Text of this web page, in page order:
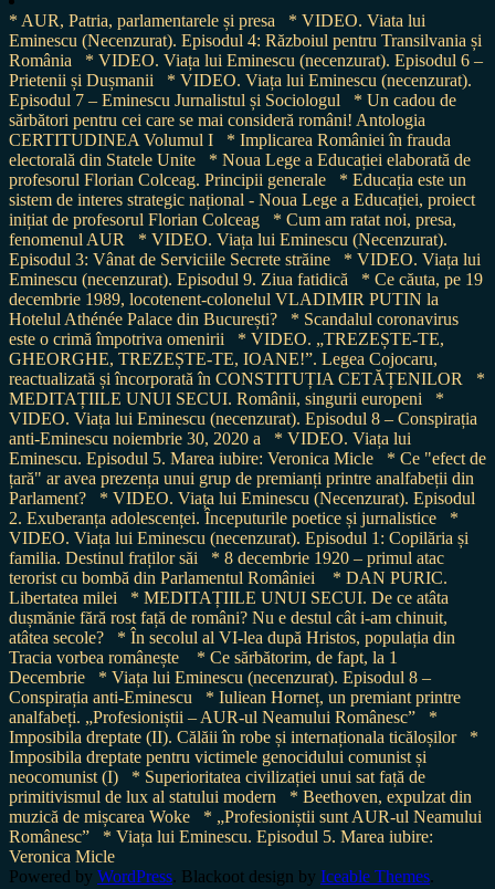
* AUR, Patria, parlamentarele și presa
* VIDEO. Viata lui
Eminescu (Necenzurat). Episodul 4: Războiul pentru Transilvania și
România
* VIDEO. Viața lui Eminescu (necenzurat). Episodul 6 –
Prietenii și Dușmanii
* VIDEO. Viața lui Eminescu (necenzurat).
Episodul 7 – Eminescu Jurnalistul și Sociologul
* Un cadou de
sărbători pentru cei care se mai consideră români! Antologia
CERTITUDINEA Volumul I
* Implicarea României în frauda
electorală din Statele Unite
* Noua Lege a Educației elaborată de
profesorul Florian Colceag. Principii generale
* Educația este un
sistem de interes strategic național - Noua Lege a Educației, proiect
inițiat de profesorul Florian Colceag
* Cum am ratat noi, presa,
fenomenul AUR
* VIDEO. Viața lui Eminescu (Necenzurat).
Episodul 3: Vânat de Serviciile Secrete străine
* VIDEO. Viața lui
Eminescu (necenzurat). Episodul 9. Ziua fatidică
* Ce căuta, pe 19
decembrie 1989, locotenent-colonelul VLADIMIR PUTIN la
Hotelul Athénée Palace din București?
* Scandalul coronavirus
este o crimă împotriva omenirii
* VIDEO. „TREZEȘTE-TE,
GHEORGHE, TREZEȘTE-TE, IOANE!”. Legea Cojocaru,
reactualizată și încorporată în CONSTITUȚIA CETĂȚENILOR
*
MEDITAȚIILE UNUI SECUI. Românii, singurii europeni
*
VIDEO. Viața lui Eminescu (necenzurat). Episodul 8 – Conspirația
anti-Eminescu noiembrie 30, 2020 a
* VIDEO. Viața lui
Eminescu. Episodul 5. Marea iubire: Veronica Micle
* Ce "efect de
țară" ar avea prezența unui grup de premianți printre analfabeții din
Parlament?
* VIDEO. Viața lui Eminescu (Necenzurat). Episodul
2. Exuberanța adolescenței. Începuturile poetice și jurnalistice
*
VIDEO. Viața lui Eminescu (necenzurat). Episodul 1: Copilăria și
familia. Destinul fraților săi
* 8 decembrie 1920 – primul atac
terorist cu bombă din Parlamentul României
* DAN PURIC.
Libertatea milei
* MEDITAȚIILE UNUI SECUI. De ce atâta
dușmănie fără rost față de români? Nu e destul cât i-am chinuit,
atâtea secole?
* În secolul al VI-lea după Hristos, populația din
Tracia vorbea românește
* Ce sărbătorim, de fapt, la 1
Decembrie
* Viața lui Eminescu (necenzurat). Episodul 8 –
Conspirația anti-Eminescu
* Iuliean Horneț, un premiant printre
analfabeți. „Profesioniștii – AUR-ul Neamului Românesc”
*
Imposibila dreptate (II). Călăii în robe și internaționala ticăloșilor
*
Imposibila dreptate pentru victimele genocidului comunist și
neocomunist (I)
* Superioritatea civilizației unui sat față de
primitivismul de lux al statului modern
* Beethoven, expulzat din
muzică de mișcarea Woke
* „Profesioniștii sunt AUR-ul Neamului
Românesc”
* Viața lui Eminescu. Episodul 5. Marea iubire:
Veronica Micle
Powered by WordPress. Blackoot design by Iceable Themes.